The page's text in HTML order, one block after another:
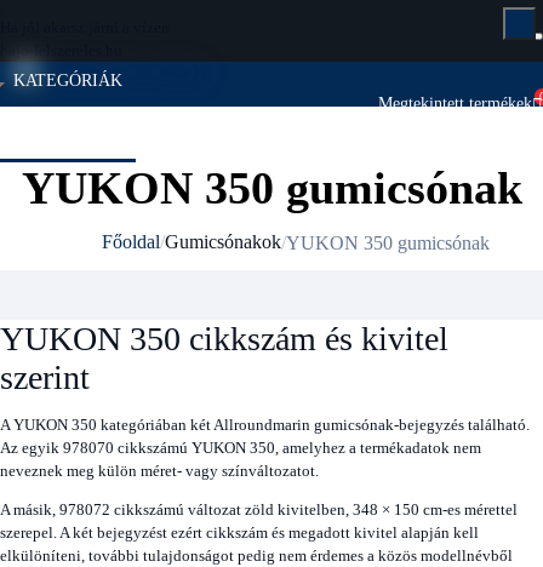
KATEGÓRIÁK
Megtekintett termékek
YUKON 350 gumicsónak
Főoldal Gumicsónakok YUKON 350 gumicsónak
YUKON 350 cikkszám és kivitel
szerint
A YUKON 350 kategóriában két Allroundmarin gumicsónak-bejegyzés található.
Az egyik 978070 cikkszámú YUKON 350, amelyhez a termékadatok nem
neveznek meg külön méret- vagy színváltozatot.
A másik, 978072 cikkszámú változat zöld kivitelben, 348 × 150 cm-es mérettel
szerepel. A két bejegyzést ezért cikkszám és megadott kivitel alapján kell
elkülöníteni, további tulajdonságot pedig nem érdemes a közös modellnévből